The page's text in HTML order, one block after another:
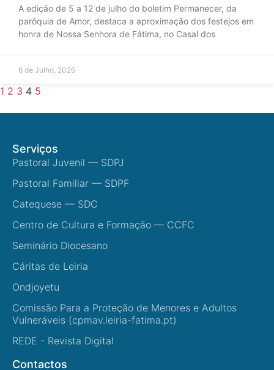
A edição de 5 a 12 de julho do boletim Permanecer, da
paróquia de Amor, destaca a aproximação dos festejos em
honra de Nossa Senhora de Fátima, no Casal dos
6 de Julho, 2026
1 2 3 4 5
Serviços
Pastoral Juvenil — SDPJ
Pastoral Familiar — SDPF
Catequese — SDC
Centro de Cultura e Formação — CCFC
Seminário Diocesano
Cáritas de Leiria
Ondjoyetu
Comissão Para a Proteção de Menores e Adultos
Vulneráveis (cpmav.leiria-fatima.pt)
REDE - Revista Digital
Contactos